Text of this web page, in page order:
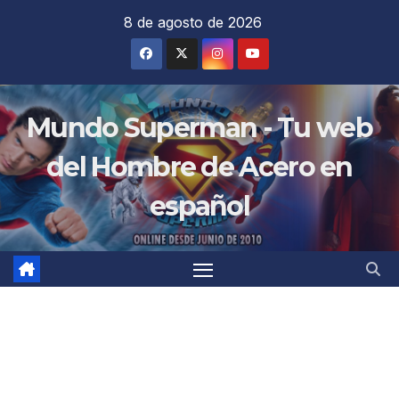
8 de agosto de 2026
Mundo Superman - Tu web
del Hombre de Acero en
español